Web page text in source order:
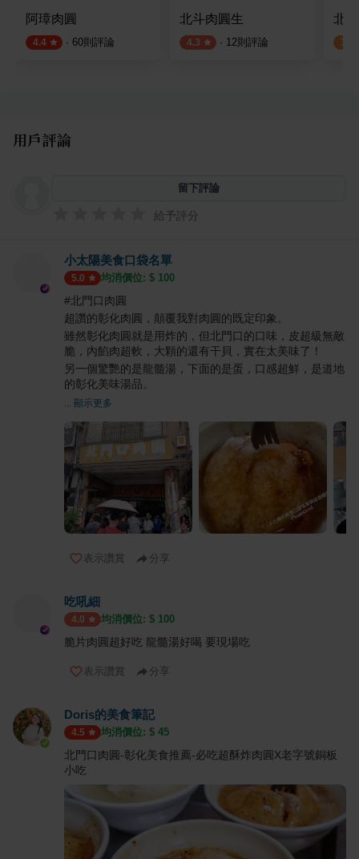
阿璋肉圓
4.4 · 60則評論
北斗肉圓生
4.3 · 12則評論
北
3.0
用戶評論
留下評論
給予評分
小太陽美食口袋名單
5.0 均消價位: $ 100
#北門口肉圓
超讚的彰化肉圓，顛覆我對肉圓的既定印象。
雖然彰化肉圓就是用炸的，但北門口的口味，皮超級無敵
脆，內餡肉超軟，大顆的還有干貝，實在太美味了！
另一個驚艷的是龍髓湯，下面的是蛋，口感超鮮，是道地
的彰化美味湯品。
... 顯示更多
表示讚賞 分享
吃吼細
4.0 均消價位: $ 100
脆片肉圓超好吃 龍髓湯好喝 要現場吃
表示讚賞 分享
Doris的美食筆記
4.5 均消價位: $ 45
北門口肉圓-彰化美食推薦-必吃超酥炸肉圓X老字號銅板
小吃